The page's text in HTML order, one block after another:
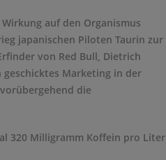
auf den Organismus
japanischen Piloten Taurin zur
von Red Bull, Dietrich
geschicktes Marketing in der
die
320 Milligramm Koffein pro Liter